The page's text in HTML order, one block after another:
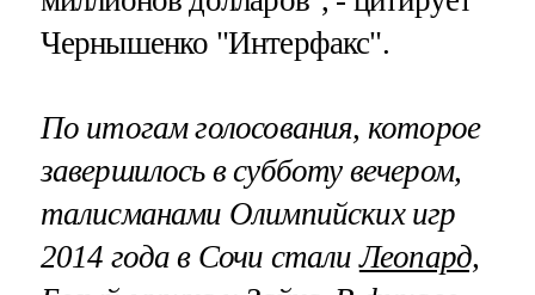
Чернышенко "Интерфакс".
По итогам голосования, которое
завершилось в субботу вечером,
талисманами Олимпийских игр
2014 года в Сочи сталиЛеопард,